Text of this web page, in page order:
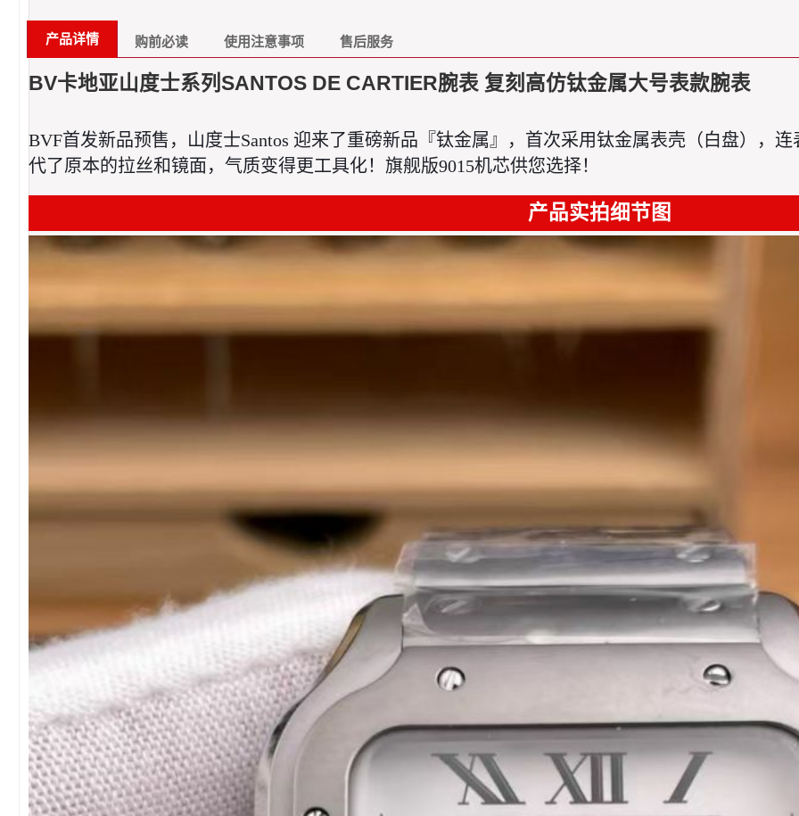
产品详情 购前必读 使用注意事项 售后服务
BV卡地亚山度士系列SANTOS DE CARTIER腕表 复刻高仿钛金属大号表款腕表
BVF首发新品预售，山度士Santos 迎来了重磅新品『钛金属』，首次采用钛金属表壳（白盘），
代了原本的拉丝和镜面，气质变得更工具化！旗舰版9015机芯供您选择！
产品实拍细节图